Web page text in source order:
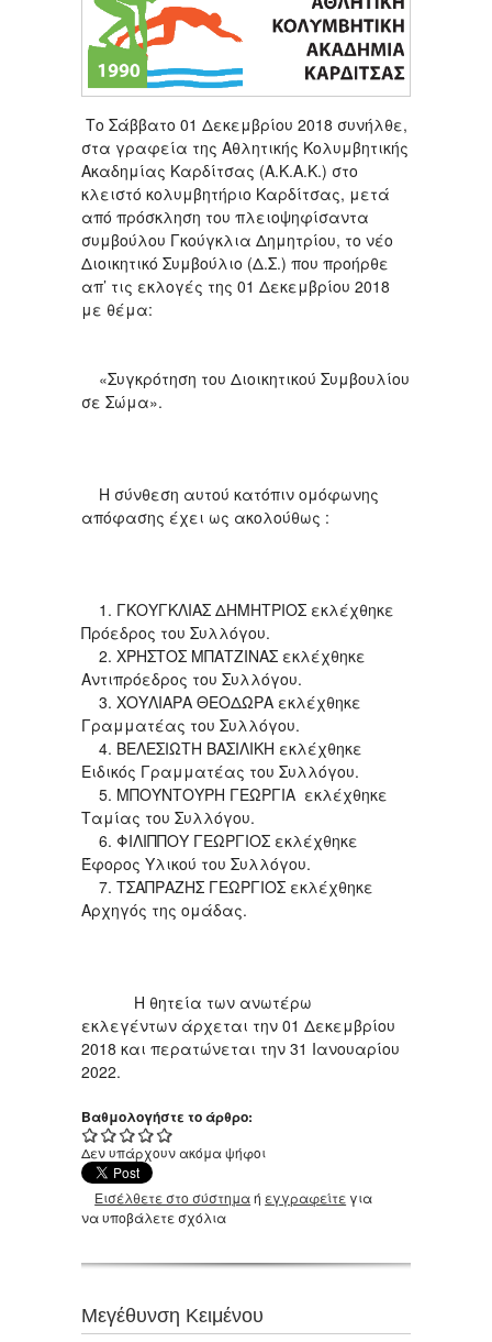
Το Σάββατο 01 Δεκεμβρίου 2018 συνήλθε,
στα γραφεία της Αθλητικής Κολυμβητικής
Ακαδημίας Καρδίτσας (Α.Κ.Α.Κ.) στο
κλειστό κολυμβητήριο Καρδίτσας, μετά
από πρόσκληση του πλειοψηφίσαντα
συμβούλου Γκούγκλια Δημητρίου, το νέο
Διοικητικό Συμβούλιο (Δ.Σ.) που προήρθε
απ’ τις εκλογές της 01 Δεκεμβρίου 2018
με θέμα:
«Συγκρότηση του Διοικητικού Συμβουλίου
σε Σώμα».
Η σύνθεση αυτού κατόπιν ομόφωνης
απόφασης έχει ως ακολούθως :
1. ΓΚΟΥΓΚΛΙΑΣ ΔΗΜΗΤΡΙΟΣ εκλέχθηκε
Πρόεδρος του Συλλόγου.
2. ΧΡΗΣΤΟΣ ΜΠΑΤΖΙΝΑΣ εκλέχθηκε
Αντιπρόεδρος του Συλλόγου.
3. ΧΟΥΛΙΑΡΑ ΘΕΟΔΩΡΑ εκλέχθηκε
Γραμματέας του Συλλόγου.
4. ΒΕΛΕΣΙΩΤΗ ΒΑΣΙΛΙΚΗ εκλέχθηκε
Ειδικός Γραμματέας του Συλλόγου.
5. ΜΠΟΥΝΤΟΥΡΗ ΓΕΩΡΓΙΑ εκλέχθηκε
Ταμίας του Συλλόγου.
6. ΦΙΛΙΠΠΟΥ ΓΕΩΡΓΙΟΣ εκλέχθηκε
Έφορος Υλικού του Συλλόγου.
7. ΤΣΑΠΡΑΖΗΣ ΓΕΩΡΓΙΟΣ εκλέχθηκε
Αρχηγός της ομάδας.
Η θητεία των ανωτέρω
εκλεγέντων άρχεται την 01 Δεκεμβρίου
2018 και περατώνεται την 31 Ιανουαρίου
2022.
Βαθμολογήστε το άρθρο:
Δεν υπάρχουν ακόμα ψήφοι
Εισέλθετε στο σύστημαή εγγραφείτε για
να υποβάλετε σχόλια
Μεγέθυνση Κειμένου